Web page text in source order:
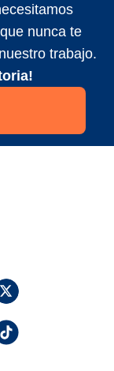
nunca te
trabajo.